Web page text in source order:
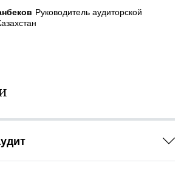
Руководитель аудиторской